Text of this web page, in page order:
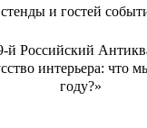
стенды и гостей